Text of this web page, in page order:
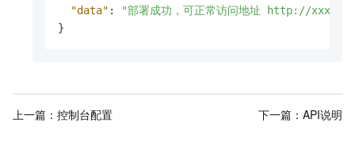
"data" :
"部署成功，可正常访问地址 http://
}
上一篇： 控制台配置 下一篇： API说明